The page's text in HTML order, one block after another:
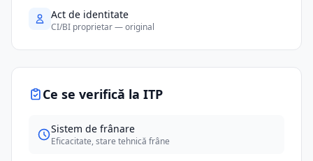
Act de identitate
CI/BI proprietar — original
Ce se verifică la ITP
Sistem de frânare
Eficacitate, stare tehnică frâne